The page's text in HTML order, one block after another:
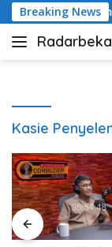
Langsung
ke
konten
Breaking News
Album
Berita
Kasie